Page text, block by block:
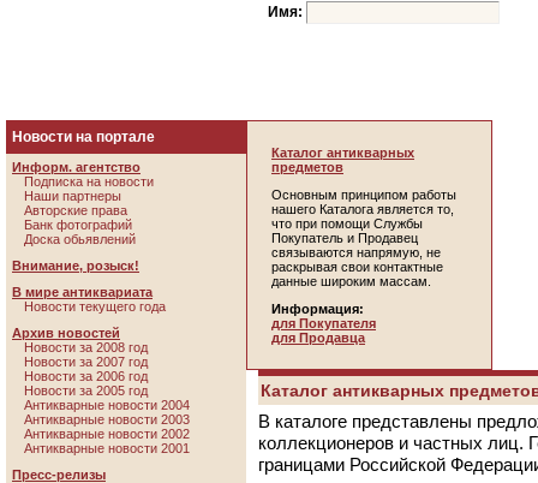
Имя:
Новости на портале
Информ. агентство
Подписка на новости
Наши партнеры
Авторские права
Банк фотографий
Доска обьявлений
Внимание, розыск!
В мире антиквариата
Новости текущего года
Архив новостей
Новости за 2008 год
Новости за 2007 год
Новости за 2006 год
Новости за 2005 год
Антикварные новости 2004
Антикварные новости 2003
Антикварные новости 2002
Антикварные новости 2001
Пресс-релизы
Каталог антикварных
предметов
Основным принципом работы
нашего Каталога является то,
что при помощи Службы
Покупатель и Продавец
связываются напрямую, не
раскрывая свои контактные
данные широким массам.
Информация:
для Покупателя
для Продавца
Каталог антикварных
В каталоге представлены
коллекционеров и частных лиц.
границами Российской